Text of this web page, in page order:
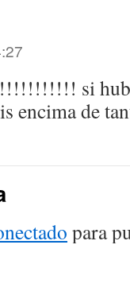
si
encima de
para